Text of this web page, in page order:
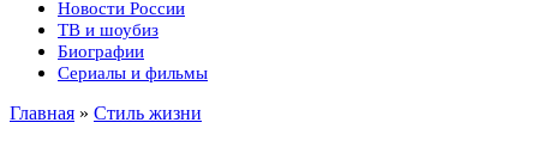
Новости России
ТВ и шоубиз
Биографии
Сериалы и фильмы
Главная » Стиль жизни